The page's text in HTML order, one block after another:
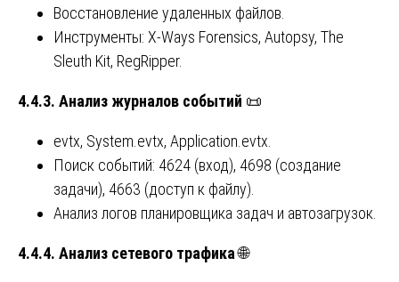
Восстановление удаленных файлов.
Инструменты: X-Ways Forensics, Autopsy, The
Sleuth Kit, RegRipper.
4.4.3. Анализ журналов событий 📜
evtx, System.evtx, Application.evtx.
Поиск событий: 4624 (вход), 4698 (создание
задачи), 4663 (доступ к файлу).
Анализ логов планировщика задач и автозагрузок.
4.4.4. Анализ сетевого трафика🌐